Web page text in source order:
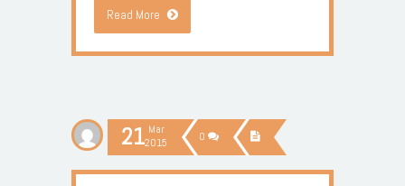
Read More
21 Mar
2015
0